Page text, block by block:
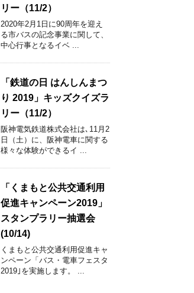
リー（11/2）
2020年2月1日に90周年を迎え
る市バスの記念事業に関して、
中心行事となるイベ ...
「鉄道の日 はんしんまつ
り 2019」キッズクイズラ
リー（11/2）
阪神電気鉄道株式会社は､11月2
日（土）に、阪神電車に関する
様々な体験ができるイ ...
「くまもと公共交通利用
促進キャンペーン2019」
スタンプラリー抽選会
(10/14)
くまもと公共交通利用促進キャ
ンペーン「バス・電車フェスタ
2019｣を実施します。 ...